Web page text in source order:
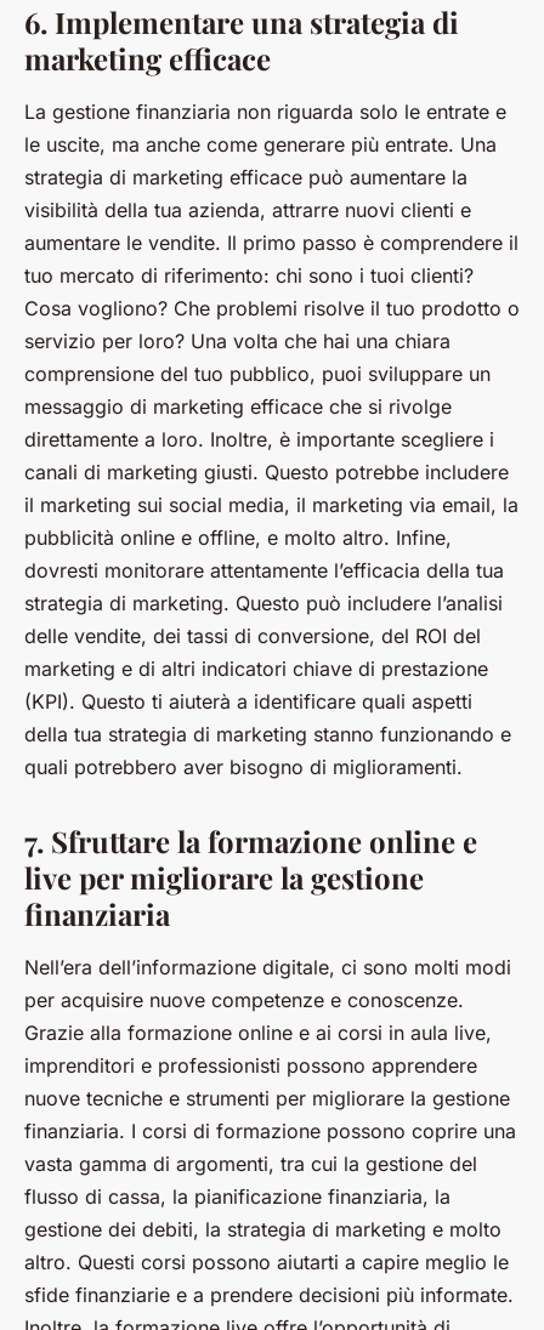
6. Implementare una strategia di
marketing efficace
La gestione finanziaria non riguarda solo le entrate e
le uscite, ma anche come generare più entrate. Una
strategia di marketing efficace può aumentare la
visibilità della tua azienda, attrarre nuovi clienti e
aumentare le vendite. Il primo passo è comprendere il
tuo mercato di riferimento: chi sono i tuoi clienti?
Cosa vogliono? Che problemi risolve il tuo prodotto o
servizio per loro? Una volta che hai una chiara
comprensione del tuo pubblico, puoi sviluppare un
messaggio di marketing efficace che si rivolge
direttamente a loro. Inoltre, è importante scegliere i
canali di marketing giusti. Questo potrebbe includere
il marketing sui social media, il marketing via email, la
pubblicità online e offline, e molto altro. Infine,
dovresti monitorare attentamente l’efficacia della tua
strategia di marketing. Questo può includere l’analisi
delle vendite, dei tassi di conversione, del ROI del
marketing e di altri indicatori chiave di prestazione
(KPI). Questo ti aiuterà a identificare quali aspetti
della tua strategia di marketing stanno funzionando e
quali potrebbero aver bisogno di miglioramenti.
7. Sfruttare la formazione online e
live per migliorare la gestione
finanziaria
Nell’era dell’informazione digitale, ci sono molti modi
per acquisire nuove competenze e conoscenze.
Grazie alla formazione online e ai corsi in aula live,
imprenditori e professionisti possono apprendere
nuove tecniche e strumenti per migliorare la gestione
finanziaria. I corsi di formazione possono coprire una
vasta gamma di argomenti, tra cui la gestione del
flusso di cassa, la pianificazione finanziaria, la
gestione dei debiti, la strategia di marketing e molto
altro. Questi corsi possono aiutarti a capire meglio le
sfide finanziarie e a prendere decisioni più informate.